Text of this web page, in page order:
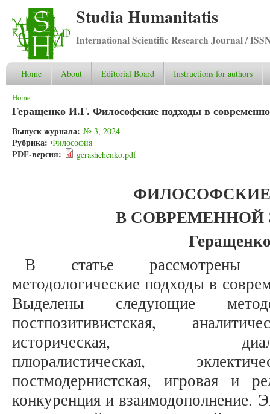
Studia Humanitatis
International Scientific Research Journal /
Home About Editorial Board Instructions for authors
You are here
Home
Геращенко И.Г. Философские подходы в
Выпуск журнала: № 3, 2024
Рубрика: Философия
PDF-версия: gerashchenko.pdf
В
В статье рассмотрены
методологические подходы в
Выделены следующие
постпозитивистская,
историческая,
плюралистическая,
постмодернистская, игровая и
конкуренция и взаимодополнение.